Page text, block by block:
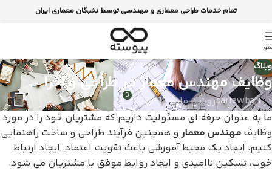
تمام خدمات طراحی معماری و مهندسی توسط نخبگان معماری ایران
وبلاگ
وظایف مهندس معمار در طراحی و اجرا
bariawbariروشن مارس 1, 2023 0
ما به عنوان حرفه ای مسئولیت داریم که مشتریان خود را در مورد
وظایف مهندس معمار و همچنین فرآیند طراحی و ساخت راهنمایی
کنیم. ایجاد یک محیط آموزشی باعث تقویت اعتماد، ایجاد ارتباط
خوب، تسکین ناامیدی و ایجاد روابط موفق با مشتریان می شود.